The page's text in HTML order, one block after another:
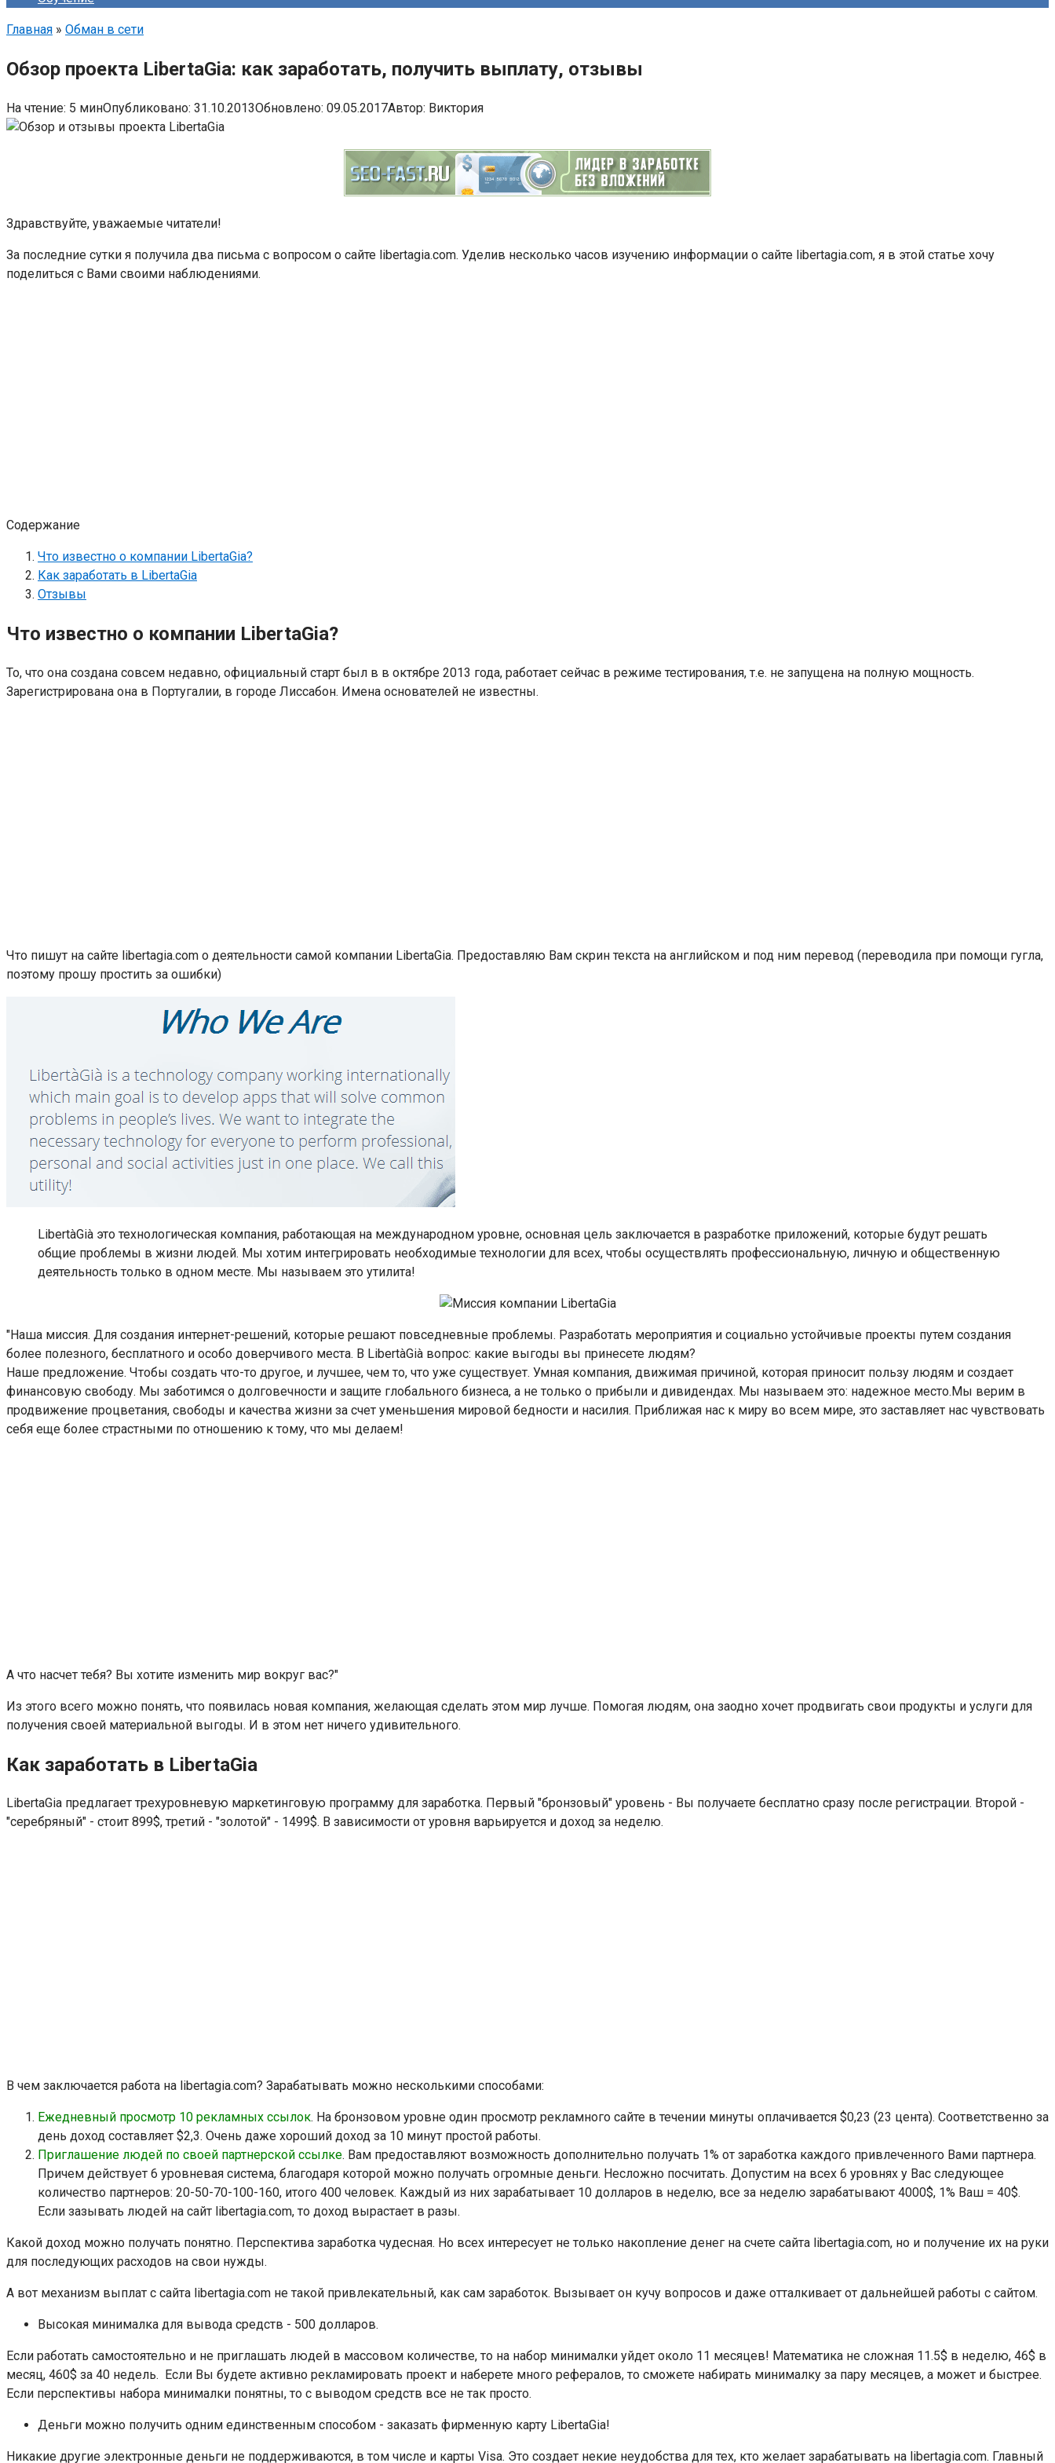
Главная » Обман в сети
Обзор проекта LibertaGia: как заработать, получить выплату, отзывы
На чтение: 5 минОпубликовано: 31.10.2013Обновлено: 09.05.2017Автор: Виктория
Здравствуйте, уважаемые читатели!
За последние сутки я получила два письма с вопросом о сайте libertagia.com. Уделив несколько часов изучению информации о сайте libertagia.com, я в этой статье хочу
поделиться с Вами своими наблюдениями.
Содержание
Что известно о компании LibertaGia?
Как заработать в LibertaGia
Отзывы
Что известно о компании LibertaGia?
То, что она создана совсем недавно, официальный старт был в в октябре 2013 года, работает сейчас в режиме тестирования, т.е. не запущена на полную мощность.
Зарегистрирована она в Португалии, в городе Лиссабон. Имена основателей не известны.
Что пишут на сайте libertagia.com о деятельности самой компании LibertaGia. Предоставляю Вам скрин текста на английском и под ним перевод (переводила при помощи гугла,
поэтому прошу простить за ошибки)
LibertàGià это технологическая компания, работающая на международном уровне, основная цель заключается в разработке приложений, которые будут решать
общие проблемы в жизни людей. Мы хотим интегрировать необходимые технологии для всех, чтобы осуществлять профессиональную, личную и общественную
деятельность только в одном месте. Мы называем это утилита!
"Наша миссия. Для создания интернет-решений, которые решают повседневные проблемы. Разработать мероприятия и социально устойчивые проекты путем создания
более полезного, бесплатного и особо доверчивого места. В LibertàGià вопрос: какие выгоды вы принесете людям?
Наше предложение. Чтобы создать что-то другое, и лучшее, чем то, что уже существует. Умная компания, движимая причиной, которая приносит пользу людям и создает
финансовую свободу. Мы заботимся о долговечности и защите глобального бизнеса, а не только о прибыли и дивидендах. Мы называем это: надежное место.Мы верим в
продвижение процветания, свободы и качества жизни за счет уменьшения мировой бедности и насилия. Приближая нас к миру во всем мире, это заставляет нас чувствовать
себя еще более страстными по отношению к тому, что мы делаем!
А что насчет тебя? Вы хотите изменить мир вокруг вас?"
Из этого всего можно понять, что появилась новая компания, желающая сделать этом мир лучше. Помогая людям, она заодно хочет продвигать свои продукты и услуги для
получения своей материальной выгоды. И в этом нет ничего удивительного.
Как заработать в LibertaGia
LibertaGia предлагает трехуровневую маркетинговую программу для заработка. Первый "бронзовый" уровень - Вы получаете бесплатно сразу после регистрации. Второй -
"серебряный" - стоит 899$, третий - "золотой" - 1499$. В зависимости от уровня варьируется и доход за неделю.
В чем заключается работа на libertagia.com? Зарабатывать можно несколькими способами:
Ежедневный просмотр 10 рекламных ссылок. На бронзовом уровне один просмотр рекламного сайте в течении минуты оплачивается $0,23 (23 цента). Соответственно за
день доход составляет $2,3. Очень даже хороший доход за 10 минут простой работы.
Приглашение людей по своей партнерской ссылке. Вам предоставляют возможность дополнительно получать 1% от заработка каждого привлеченного Вами партнера.
Причем действует 6 уровневая система, благодаря которой можно получать огромные деньги. Несложно посчитать. Допустим на всех 6 уровнях у Вас следующее
количество партнеров: 20-50-70-100-160, итого 400 человек. Каждый из них зарабатывает 10 долларов в неделю, все за неделю зарабатывают 4000$, 1% Ваш = 40$.
Если зазывать людей на сайт libertagia.com, то доход вырастает в разы.
Какой доход можно получать понятно. Перспектива заработка чудесная. Но всех интересует не только накопление денег на счете сайта libertagia.com, но и получение их на руки
для последующих расходов на свои нужды.
А вот механизм выплат с сайта libertagia.com не такой привлекательный, как сам заработок. Вызывает он кучу вопросов и даже отталкивает от дальнейшей работы с сайтом.
Высокая минималка для вывода средств - 500 долларов.
Если работать самостоятельно и не приглашать людей в массовом количестве, то на набор минималки уйдет около 11 месяцев! Математика не сложная 11.5$ в неделю, 46$ в
месяц, 460$ за 40 недель. Если Вы будете активно рекламировать проект и наберете много рефералов, то сможете набирать минималку за пару месяцев, а может и быстрее.
Если перспективы набора минималки понятны, то с выводом средств все не так просто.
Деньги можно получить одним единственным способом - заказать фирменную карту LibertaGia!
Никакие другие электронные деньги не поддерживаются, в том числе и карты Visa. Это создает некие неудобства для тех, кто желает зарабатывать на libertagia.com. Главный